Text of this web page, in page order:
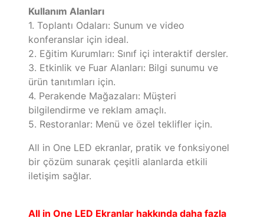
Kullanım Alanları
1. Toplantı Odaları: Sunum ve video
konferanslar için ideal.
2. Eğitim Kurumları: Sınıf içi interaktif dersler.
3. Etkinlik ve Fuar Alanları: Bilgi sunumu ve
ürün tanıtımları için.
4. Perakende Mağazaları: Müşteri
bilgilendirme ve reklam amaçlı.
5. Restoranlar: Menü ve özel teklifler için.
All in One LED ekranlar, pratik ve fonksiyonel
bir çözüm sunarak çeşitli alanlarda etkili
iletişim sağlar.
All in One LED Ekranlar hakkında daha fazla